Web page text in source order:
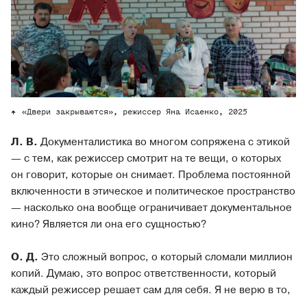
«Двери закрываются», режиссер Яна Исаенко, 2025
Л. В. Документалистика во многом сопряжена с этикой
— с тем, как режиссер смотрит на те вещи, о которых
он говорит, которые он снимает. Проблема постоянной
включенности в этическое и политическое пространство
— насколько она вообще ограничивает документальное
кино? Является ли она его сущностью?
О. Д. Это сложный вопрос, о который сломали миллион
копий. Думаю, это вопрос ответственности, который
каждый режиссер решает сам для себя. Я не верю в то,